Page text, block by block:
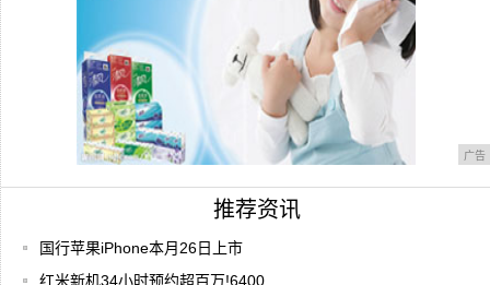
广告
推荐资讯
国行苹果iPhone本月26日上市
红米新机34小时预约超百万!6400